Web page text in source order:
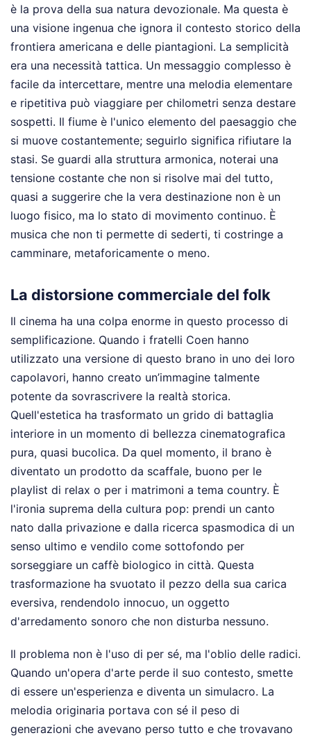
è la prova della sua natura devozionale. Ma questa è
una visione ingenua che ignora il contesto storico della
frontiera americana e delle piantagioni. La semplicità
era una necessità tattica. Un messaggio complesso è
facile da intercettare, mentre una melodia elementare
e ripetitiva può viaggiare per chilometri senza destare
sospetti. Il fiume è l'unico elemento del paesaggio che
si muove costantemente; seguirlo significa rifiutare la
stasi. Se guardi alla struttura armonica, noterai una
tensione costante che non si risolve mai del tutto,
quasi a suggerire che la vera destinazione non è un
luogo fisico, ma lo stato di movimento continuo. È
musica che non ti permette di sederti, ti costringe a
camminare, metaforicamente o meno.
La distorsione commerciale del folk
Il cinema ha una colpa enorme in questo processo di
semplificazione. Quando i fratelli Coen hanno
utilizzato una versione di questo brano in uno dei loro
capolavori, hanno creato un’immagine talmente
potente da sovrascrivere la realtà storica.
Quell'estetica ha trasformato un grido di battaglia
interiore in un momento di bellezza cinematografica
pura, quasi bucolica. Da quel momento, il brano è
diventato un prodotto da scaffale, buono per le
playlist di relax o per i matrimoni a tema country. È
l'ironia suprema della cultura pop: prendi un canto
nato dalla privazione e dalla ricerca spasmodica di un
senso ultimo e vendilo come sottofondo per
sorseggiare un caffè biologico in città. Questa
trasformazione ha svuotato il pezzo della sua carica
eversiva, rendendolo innocuo, un oggetto
d'arredamento sonoro che non disturba nessuno.
Il problema non è l'uso di per sé, ma l'oblio delle radici.
Quando un'opera d'arte perde il suo contesto, smette
di essere un'esperienza e diventa un simulacro. La
melodia originaria portava con sé il peso di
generazioni che avevano perso tutto e che trovavano